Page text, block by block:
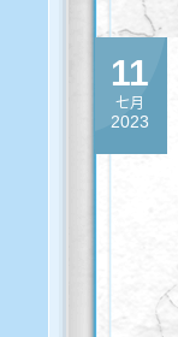
11
七月
2023